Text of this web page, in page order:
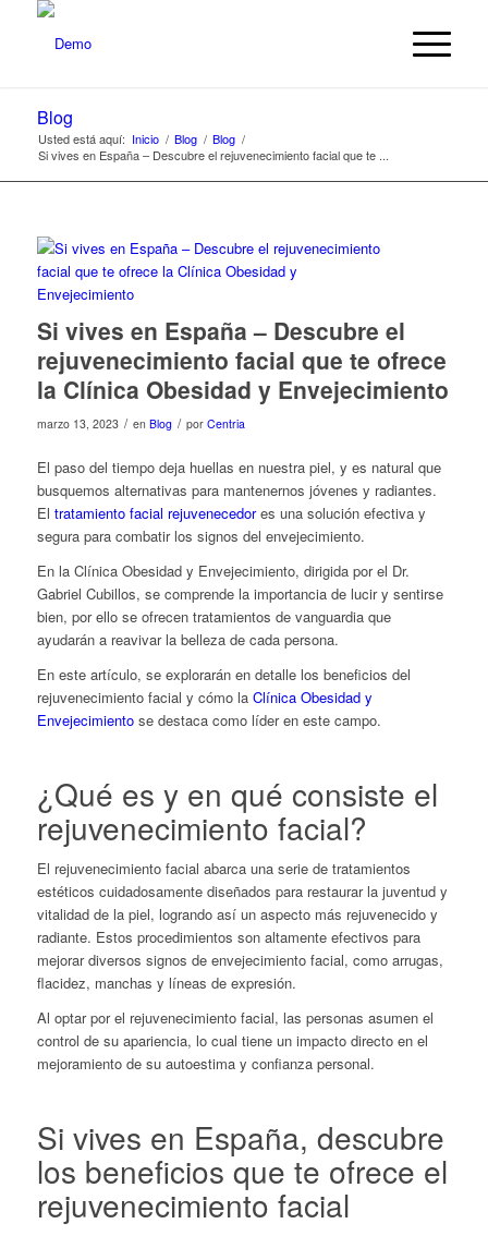
Blog
Usted está aquí: Inicio / Blog / Blog /
Si vives en España – Descubre el rejuvenecimiento facial que te ...
Si vives en España – Descubre el
rejuvenecimiento facial que te ofrece
la Clínica Obesidad y Envejecimiento
marzo 13, 2023 / en Blog / por Centria
El paso del tiempo deja huellas en nuestra piel, y es natural que
busquemos alternativas para mantenernos jóvenes y radiantes.
El tratamiento facial rejuvenecedores una solución efectiva y
segura para combatir los signos del envejecimiento.
En la Clínica Obesidad y Envejecimiento, dirigida por el Dr.
Gabriel Cubillos, se comprende la importancia de lucir y sentirse
bien, por ello se ofrecen tratamientos de vanguardia que
ayudarán a reavivar la belleza de cada persona.
En este artículo, se explorarán en detalle los beneficios del
rejuvenecimiento facial y cómo la Clínica Obesidad y
Envejecimientose destaca como líder en este campo.
¿Qué es y en qué consiste el
rejuvenecimiento facial?
El rejuvenecimiento facial abarca una serie de tratamientos
estéticos cuidadosamente diseñados para restaurar la juventud y
vitalidad de la piel, logrando así un aspecto más rejuvenecido y
radiante. Estos procedimientos son altamente efectivos para
mejorar diversos signos de envejecimiento facial, como arrugas,
flacidez, manchas y líneas de expresión.
Al optar por el rejuvenecimiento facial, las personas asumen el
control de su apariencia, lo cual tiene un impacto directo en el
mejoramiento de su autoestima y confianza personal.
Si vives en España, descubre
los beneficios que te ofrece el
rejuvenecimiento facial